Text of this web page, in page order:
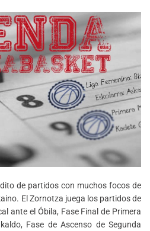
de partidos con muchos focos de
El Zornotza juega los partidos de
ante el Óbila, Fase Final de Primera
Fase de Ascenso de Segunda